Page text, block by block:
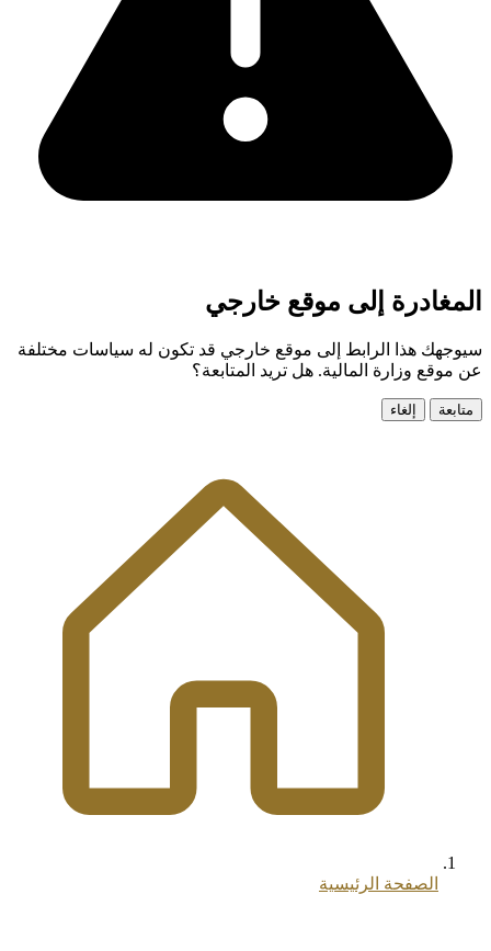
المغادرة إلى موقع خارجي
سيوجهك هذا الرابط إلى موقع خارجي قد تكون له سياسات مختلفة
عن موقع وزارة المالية. هل تريد المتابعة؟
متابعة إلغاء
الصفحة الرئيسية